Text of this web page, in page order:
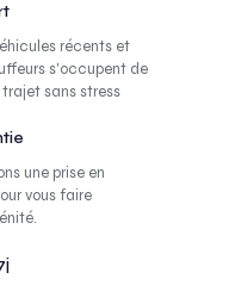
récents et
s'occupent de
trajet sans stress
une prise en
vous faire